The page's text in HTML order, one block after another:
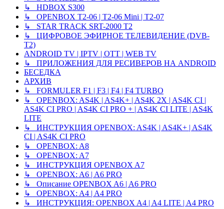
↳ HDBOX S300
↳ OPENBOX T2-06 | T2-06 Mini | T2-07
↳ STAR TRACK SRT-2000 T2
↳ ЦИФРОВОЕ ЭФИРНОЕ ТЕЛЕВИДЕНИЕ (DVB-
T2)
ANDROID TV | IPTV | OTT | WEB TV
↳ ПРИЛОЖЕНИЯ ДЛЯ РЕСИВЕРОВ НА ANDROID
БЕСЕДКА
АРХИВ
↳ FORMULER F1 | F3 | F4 | F4 TURBO
↳ OPENBOX: AS4K | AS4K+ | AS4K 2X | AS4K CI |
AS4K CI PRO | AS4K CI PRO + | AS4K CI LITE | AS4K
LITE
↳ ИНСТРУКЦИЯ OPENBOX: AS4K | AS4K+ | AS4K
CI | AS4K CI PRO
↳ OPENBOX: A8
↳ OPENBOX: A7
↳ ИНСТРУКЦИЯ OPENBOX A7
↳ OPENBOX: A6 | A6 PRO
↳ Описание OPENBOX A6 | A6 PRO
↳ OPENBOX: A4 | A4 PRO
↳ ИНСТРУКЦИЯ: OPENBOX A4 | A4 LITE | A4 PRO